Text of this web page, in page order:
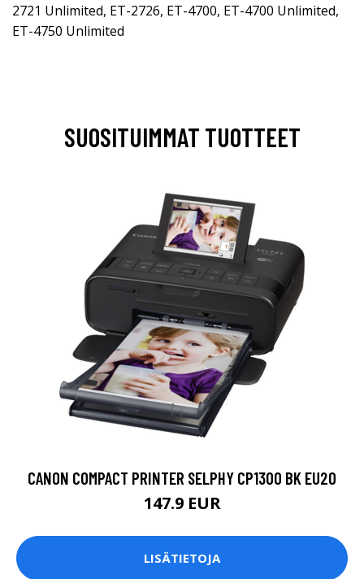
2721 Unlimited, ET-2726, ET-4700, ET-4700 Unlimited,
ET-4750 Unlimited
SUOSITUIMMAT TUOTTEET
CANON COMPACT PRINTER SELPHY CP1300 BK EU20
147.9 EUR
LISÄTIETOJA